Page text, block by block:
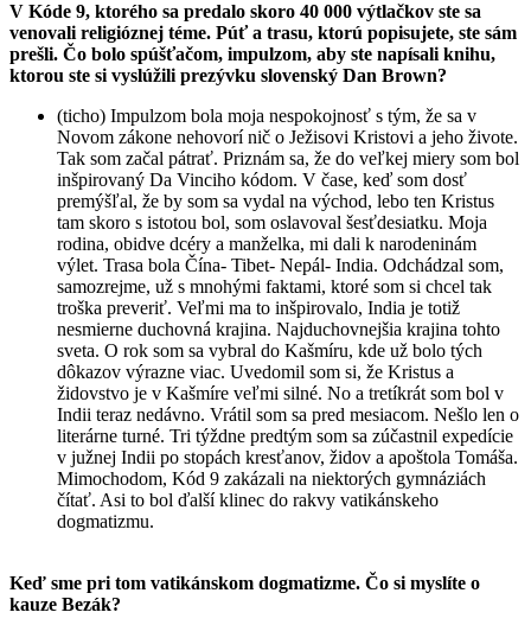
V Kóde 9, ktorého sa predalo skoro 40 000 výtlačkov ste sa
venovali religióznej téme. Púť a trasu, ktorú popisujete, ste sám
prešli. Čo bolo spúšťačom, impulzom, aby ste napísali knihu,
ktorou ste si vyslúžili prezývku slovenský Dan Brown?
(ticho) Impulzom bola moja nespokojnosť s tým, že sa v
Novom zákone nehovorí nič o Ježisovi Kristovi a jeho živote.
Tak som začal pátrať. Priznám sa, že do veľkej miery som bol
inšpirovaný Da Vinciho kódom. V čase, keď som dosť
premýšľal, že by som sa vydal na východ, lebo ten Kristus
tam skoro s istotou bol, som oslavoval šesťdesiatku. Moja
rodina, obidve dcéry a manželka, mi dali k narodeninám
výlet. Trasa bola Čína- Tibet- Nepál- India. Odchádzal som,
samozrejme, už s mnohými faktami, ktoré som si chcel tak
troška preveriť. Veľmi ma to inšpirovalo, India je totiž
nesmierne duchovná krajina. Najduchovnejšia krajina tohto
sveta. O rok som sa vybral do Kašmíru, kde už bolo tých
dôkazov výrazne viac. Uvedomil som si, že Kristus a
židovstvo je v Kašmíre veľmi silné. No a tretíkrát som bol v
Indii teraz nedávno. Vrátil som sa pred mesiacom. Nešlo len o
literárne turné. Tri týždne predtým som sa zúčastnil expedície
v južnej Indii po stopách kresťanov, židov a apoštola Tomáša.
Mimochodom, Kód 9 zakázali na niektorých gymnáziách
čítať. Asi to bol ďalší klinec do rakvy vatikánskeho
dogmatizmu.
Keď sme pri tom vatikánskom dogmatizme. Čo si myslíte o
kauze Bezák?